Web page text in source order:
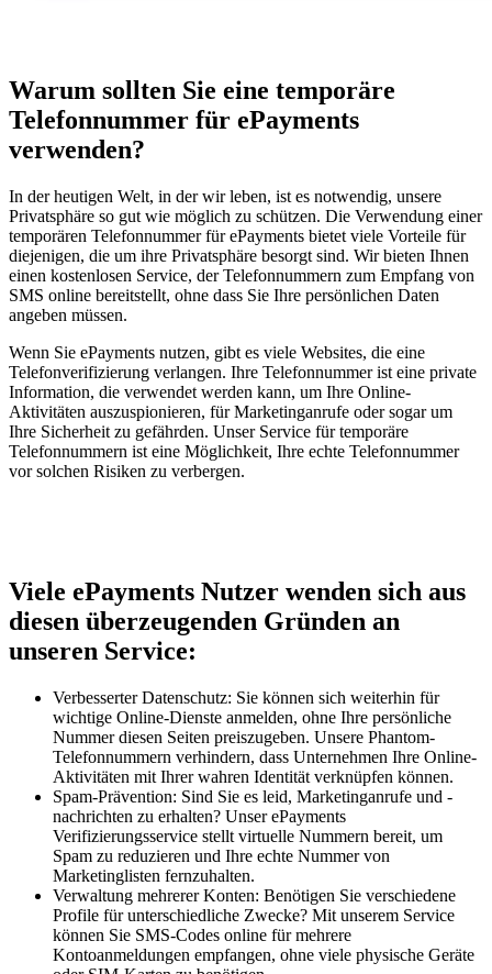
Warum sollten Sie eine temporäre
Telefonnummer für ePayments
verwenden?
In der heutigen Welt, in der wir leben, ist es notwendig, unsere
Privatsphäre so gut wie möglich zu schützen. Die Verwendung einer
temporären Telefonnummer für ePayments bietet viele Vorteile für
diejenigen, die um ihre Privatsphäre besorgt sind. Wir bieten Ihnen
einen kostenlosen Service, der Telefonnummern zum Empfang von
SMS online bereitstellt, ohne dass Sie Ihre persönlichen Daten
angeben müssen.
Wenn Sie ePayments nutzen, gibt es viele Websites, die eine
Telefonverifizierung verlangen. Ihre Telefonnummer ist eine private
Information, die verwendet werden kann, um Ihre Online-
Aktivitäten auszuspionieren, für Marketinganrufe oder sogar um
Ihre Sicherheit zu gefährden. Unser Service für temporäre
Telefonnummern ist eine Möglichkeit, Ihre echte Telefonnummer
vor solchen Risiken zu verbergen.
Viele ePayments Nutzer wenden sich aus
diesen überzeugenden Gründen an
unseren Service:
Verbesserter Datenschutz: Sie können sich weiterhin für
wichtige Online-Dienste anmelden, ohne Ihre persönliche
Nummer diesen Seiten preiszugeben. Unsere Phantom-
Telefonnummern verhindern, dass Unternehmen Ihre Online-
Aktivitäten mit Ihrer wahren Identität verknüpfen können.
Spam-Prävention: Sind Sie es leid, Marketinganrufe und -
nachrichten zu erhalten? Unser ePayments
Verifizierungsservice stellt virtuelle Nummern bereit, um
Spam zu reduzieren und Ihre echte Nummer von
Marketinglisten fernzuhalten.
Verwaltung mehrerer Konten: Benötigen Sie verschiedene
Profile für unterschiedliche Zwecke? Mit unserem Service
können Sie SMS-Codes online für mehrere
Kontoanmeldungen empfangen, ohne viele physische Geräte